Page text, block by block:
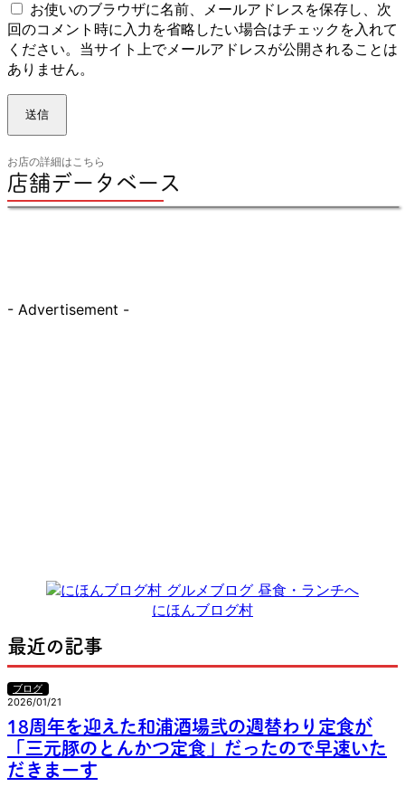
の
ウ
ェ
お使いのブラウザに名前、メールアドレスを保存し、次
回のコメント時に入力を省略したい場合はチェックを入れて
ください。当サイト上でメールアドレスが公開されることは
ありません。
店舗データベース
お店の詳細はこちら
- Advertisement -
にほんブログ村
最近の記事
ブログ
2026/01/21
18周年を迎えた和浦酒場弐の週替わり定食が
「三元豚のとんかつ定食」だったので早速いた
だきまーす